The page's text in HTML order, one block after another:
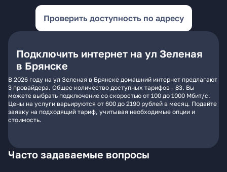
Проверить доступность по адресу
Подключить интернет на ул Зеленая
в Брянске
В 2026 году на ул Зеленая в Брянске домашний интернет предлагают
3 провайдера. Общее количество доступных тарифов - 83. Вы
можете выбрать подключение со скоростью от 100 до 1000 Мбит/с.
Цены на услуги варьируются от 600 до 2190 рублей в месяц. Подайте
заявку на подходящий тариф, учитывая необходимые опции и
стоимость.
Часто задаваемые вопросы